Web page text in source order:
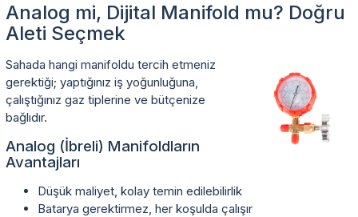
Analog mi, Dijital Manifold mu? Doğru
Aleti Seçmek
Sahada hangi manifoldu tercih etmeniz
gerektiği; yaptığınız iş yoğunluğuna,
çalıştığınız gaz tiplerine ve bütçenize
bağlıdır.
Analog (İbreli) Manifoldların
Avantajları
Düşük maliyet, kolay temin edilebilirlik
Batarya gerektirmez, her koşulda çalışır